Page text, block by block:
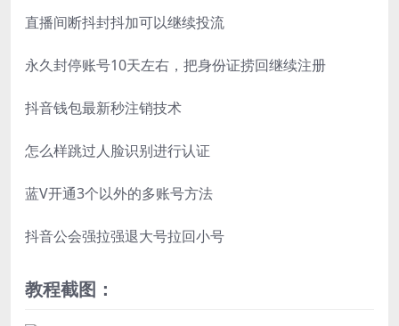
直播间断抖封抖加可以继续投流
永久封停账号10天左右，把身份证捞回继续注册
抖音钱包最新秒注销技术
怎么样跳过人脸识别进行认证
蓝V开通3个以外的多账号方法
抖音公会强拉强退大号拉回小号
教程截图：